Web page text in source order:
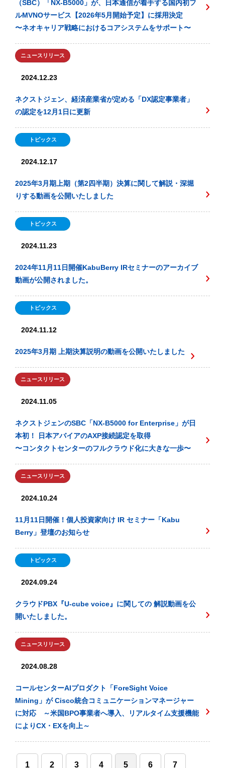
（SBC）「NX-B5000」が、日本通信が着手する国内初フ
ルMVNOサービス【2026年5月開始予定】に採用決定
〜ネオキャリア戦略におけるコアシステムをサポート〜
ニュースリリース
2024.12.23
ネクストジェン、経済産業省が定める「DX認定事業者」
の認定を12月1日に更新
トピックス
2024.12.17
2025年3月期上期（第2四半期）決算に関して解説・深堀
りする動画を公開いたしました
トピックス
2024.11.23
2024年11月11日開催KabuBerry IRセミナーのアーカイブ
動画が公開されました。
トピックス
2024.11.12
2025年3月期 上期決算説明の動画を公開いたしました
ニュースリリース
2024.11.05
ネクストジェンのSBC「NX-B5000 for Enterprise」が日
本初！ 日本アバイアのAXP接続認定を取得
〜コンタクトセンターのフルクラウド化に大きな一歩〜
ニュースリリース
2024.10.24
11月11日開催！個人投資家向け IR セミナー「Kabu
Berry」登壇のお知らせ
トピックス
2024.09.24
クラウドPBX『U-cube voice』に関しての 解説動画を公
開いたしました。
ニュースリリース
2024.08.28
コールセンターAIプロダクト「ForeSight Voice
Mining」が Cisco統合コミュニケーションマネージャー
に対応 ～米国BPO事業者へ導入、リアルタイム支援機能
によりCX・EXを向上～
1 2 3 4 5 6 7